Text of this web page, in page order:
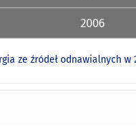
2006
ze źródeł odnawialnych w